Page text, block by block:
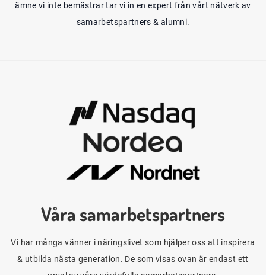
ämne vi inte bemästrar tar vi in en expert från vårt nätverk av
samarbetspartners & alumni.
Våra samarbetspartners
Vi har många vänner i näringslivet som hjälper oss att inspirera
& utbilda nästa generation. De som visas ovan är endast ett